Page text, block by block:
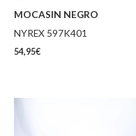
MOCASIN NEGRO
NYREX 597K401
54,95€